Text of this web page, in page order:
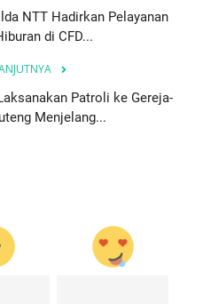
NTT Hadirkan Pelayanan
di CFD...
Patroli ke Gereja-
Menjelang...